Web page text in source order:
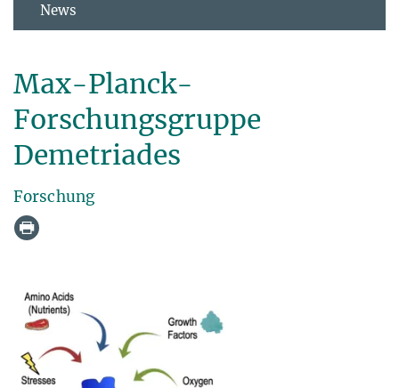
News
Max-Planck-
Forschungsgruppe
Demetriades
Forschung